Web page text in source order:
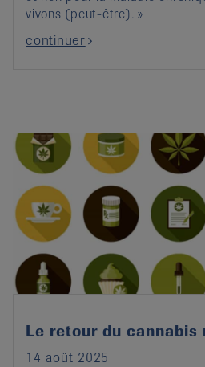
vivons (peut-être). »
continuer
Le retour du cannabis
14 août 2025